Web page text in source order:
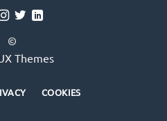
©
Themes
COOKIES